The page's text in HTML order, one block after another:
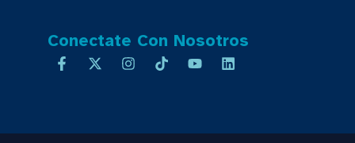
Conectate Con Nosotros